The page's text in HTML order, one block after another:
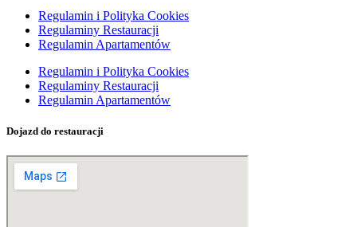
Regulamin i Polityka Cookies
Regulaminy Restauracji
Regulamin Apartamentów
Regulamin i Polityka Cookies
Regulaminy Restauracji
Regulamin Apartamentów
Dojazd do restauracji